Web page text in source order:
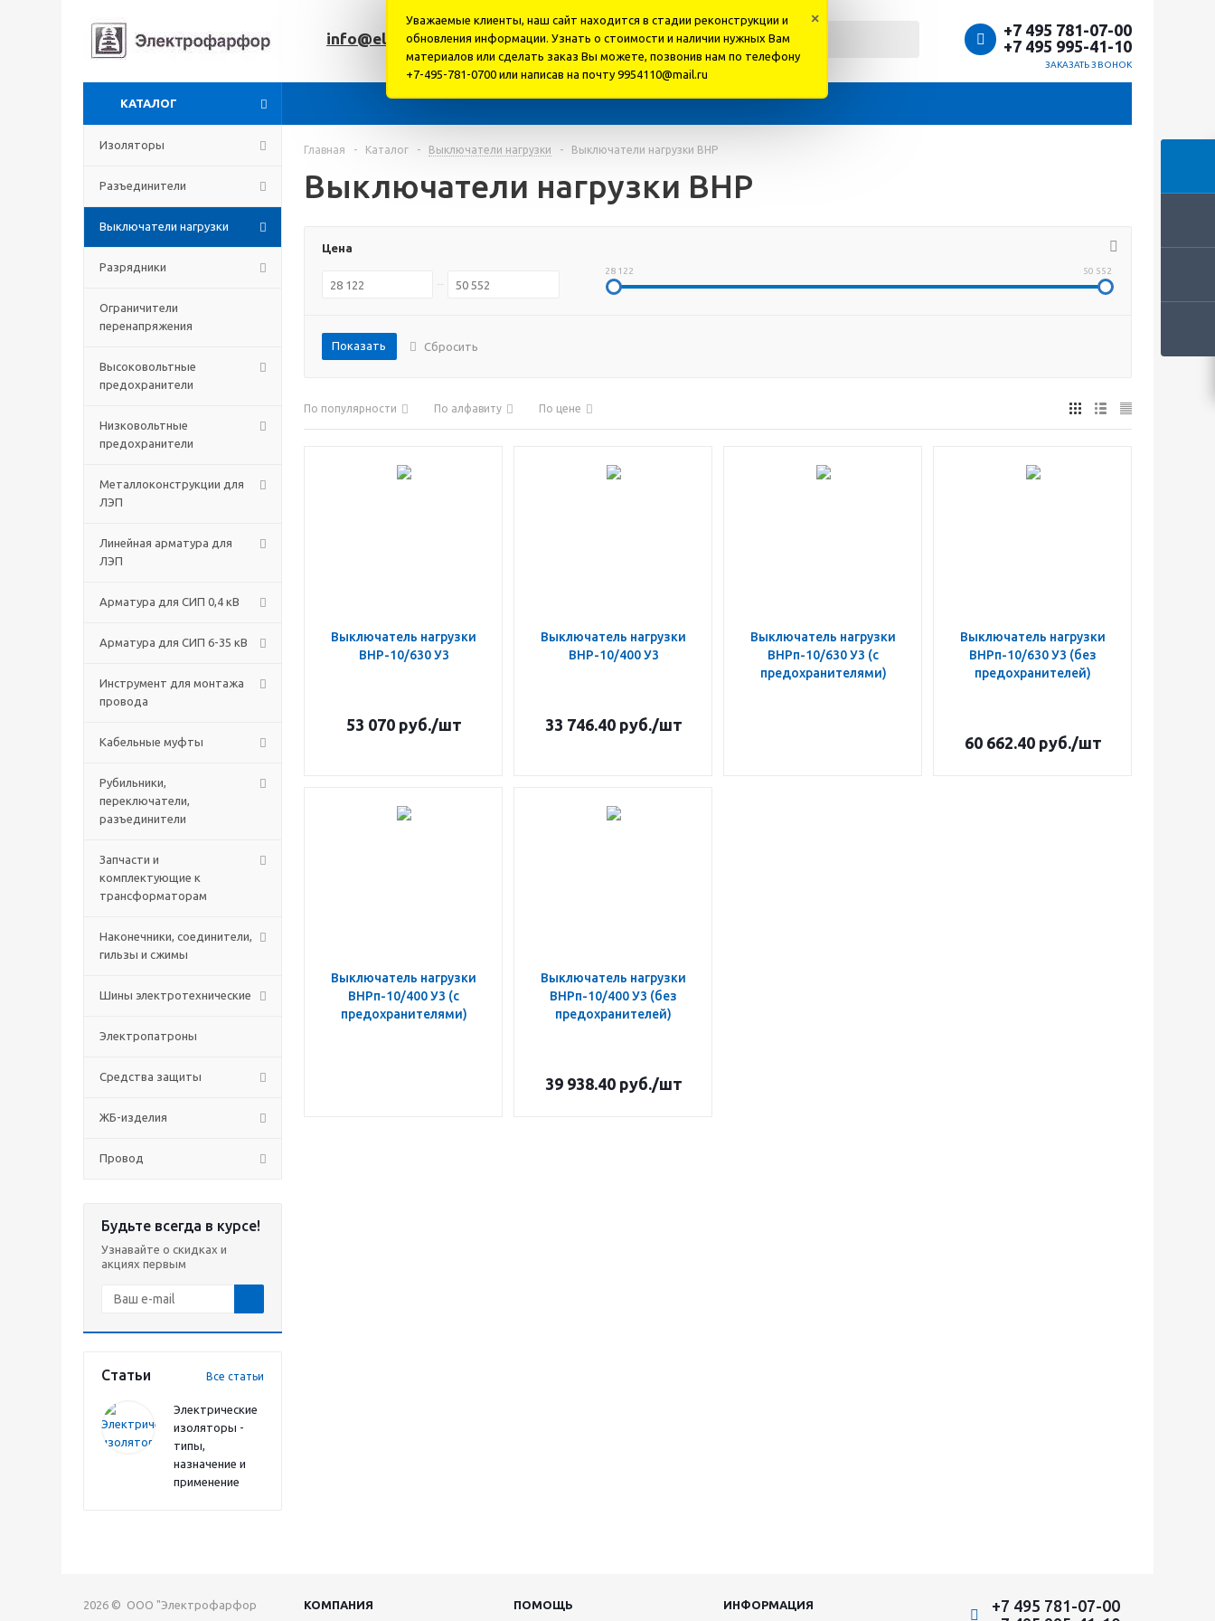
info@elfar.ru
+7 495 781-07-00
+7 495 995-41-10
ЗАКАЗАТЬ ЗВОНОК
КАТАЛОГ
Изоляторы
Разъединители
Выключатели нагрузки
Разрядники
Ограничители
перенапряжения
Высоковольтные
предохранители
Низковольтные
предохранители
Металлоконструкции для
ЛЭП
Линейная арматура для
ЛЭП
Арматура для СИП 0,4 кВ
Арматура для СИП 6-35 кВ
Инструмент для монтажа
провода
Кабельные муфты
Рубильники,
переключатели,
разъединители
Запчасти и
комплектующие к
трансформаторам
Наконечники, соединители,
гильзы и сжимы
Шины электротехнические
Электропатроны
Средства защиты
ЖБ-изделия
Провод
Будьте всегда в курсе!
Узнавайте о скидках и
акциях первым
Статьи Все статьи
Электрические
изоляторы -
типы,
назначение и
применение
Главная - Каталог - Выключатели нагрузки - Выключатели нагрузки ВНР
Выключатели нагрузки ВНР
Цена
28 122 50 552
Показать Сбросить
По популярности По алфавиту По цене
Выключатель нагрузки
ВНР-10/630 У3
53 070руб./шт
Выключатель нагрузки
ВНР-10/400 У3
33 746.40руб./шт
Выключатель нагрузки
ВНРп-10/630 У3 (с
предохранителями)
Выключатель нагрузки
ВНРп-10/630 У3 (без
предохранителей)
60 662.40руб./шт
Выключатель нагрузки
ВНРп-10/400 У3 (с
предохранителями)
Выключатель нагрузки
ВНРп-10/400 У3 (без
предохранителей)
39 938.40руб./шт
2026 © ООО "Электрофарфор КОМПАНИЯ ПОМОЩЬ
ИНФОРМАЦИЯ
+7 495 781-07-00
Уважаемые клиенты, наш сайт находится в стадии реконструкции и
обновления информации. Узнать о стоимости и наличии нужных Вам
материалов или cделать заказ Вы можете, позвонив нам по телефону
+7-495-781-0700 или написав на почту 9954110@mail.ru
×